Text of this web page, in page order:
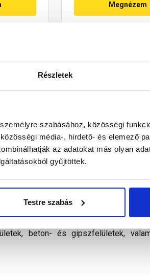
Részletek
szabásához, közösségi
média-, hirdető- és elemező
az adatokat más olyan
gyűjtöttek.
Testre szabás
Megnézem
Kérjük, figyelmesen
vékonyvakolat. Legnagyobb
tartalmaz. Anyagszükséglet:
ipari objektumok
beton- és gipszfelületek,